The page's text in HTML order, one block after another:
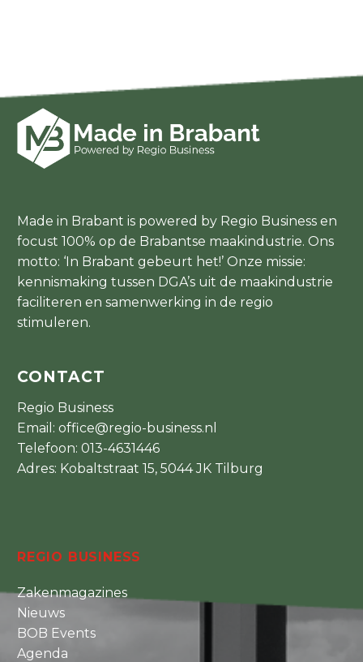
Made in Brabant is powered by Regio Business en
focust 100% op de Brabantse maakindustrie. Ons
motto: ‘In Brabant gebeurt het!’ Onze missie:
kennismaking tussen DGA’s uit de maakindustrie
faciliteren en samenwerking in de regio
stimuleren.
CONTACT
Regio Business
Email: office@regio-business.nl
Telefoon: 013-4631446
Adres: Kobaltstraat 15, 5044 JK Tilburg
REGIO BUSINESS
Zakenmagazines
Nieuws
BOB Events
Agenda